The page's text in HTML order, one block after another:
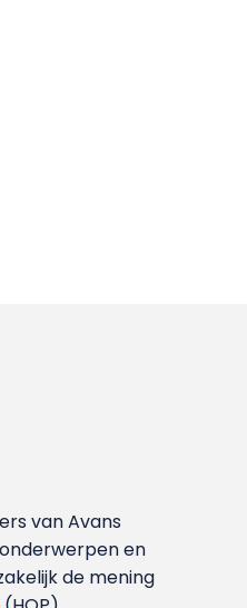
van Avans
en
de mening